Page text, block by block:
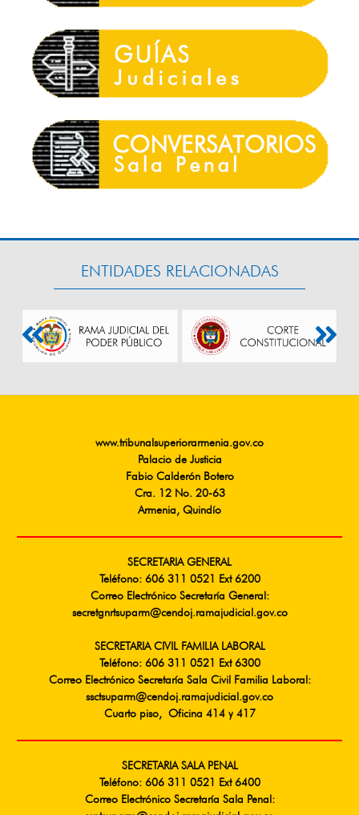
ENTIDADES RELACIONADAS
www.tribunalsuperiorarmenia.gov.co
Palacio de Justicia
Fabio Calderón Botero
Cra. 12 No. 20-63
Armenia, Quindío
SECRETARIA GENERAL
Teléfono: 606 311 0521 Ext 6200
Correo Electrónico Secretaría General:
secretgnrtsuparm@cendoj.ramajudicial.gov.co
SECRETARIA CIVIL FAMILIA LABORAL
Teléfono: 606 311 0521 Ext 6300
Correo Electrónico Secretaría Sala Civil Familia Laboral:
ssctsuparm@cendoj.ramajudicial.gov.co
Cuarto piso, Oficina 414 y 417
SECRETARIA SALA PENAL
Teléfono: 606 311 0521 Ext 6400
Correo Electrónico Secretaría Sala Penal: